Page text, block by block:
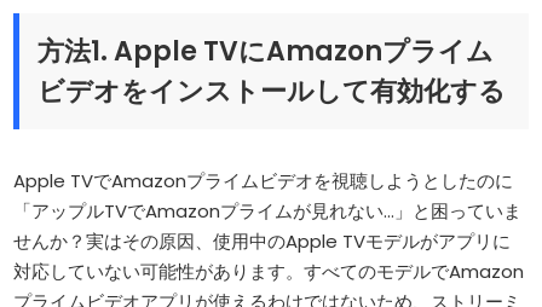
方法1. Apple TVにAmazonプライム
ビデオをインストールして有効化する
Apple TVでAmazonプライムビデオを視聴しようとしたのに
「アップルTVでAmazonプライムが見れない…」と困っていま
せんか？実はその原因、使用中のApple TVモデルがアプリに
対応していない可能性があります。すべてのモデルでAmazon
プライムビデオアプリが使えるわけではないため、ストリーミ